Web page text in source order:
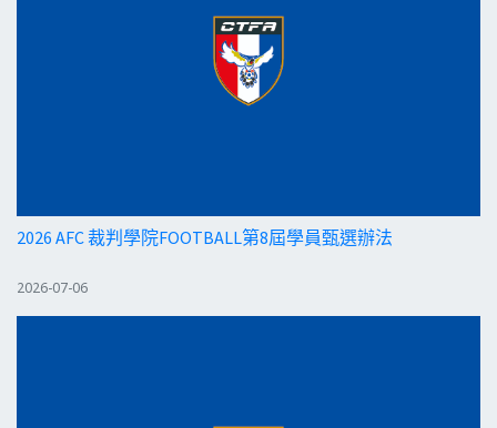
2026 AFC 裁判學院FOOTBALL第8屆學員甄選辦法
2026-07-06